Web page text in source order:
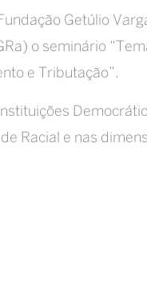
Getúlio
o seminário
e Tributação”.
Racial e nas